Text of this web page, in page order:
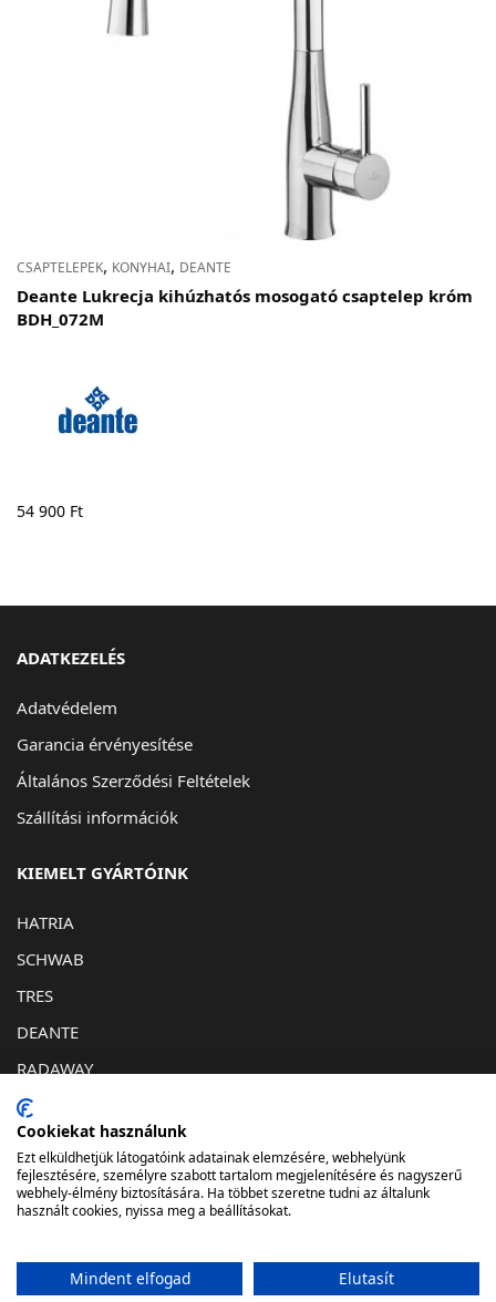
CSAPTELEPEK, KONYHAI, DEANTE
Deante Lukrecja kihúzhatós mosogató csaptelep króm
BDH_072M
54 900 Ft
ADATKEZELÉS
Adatvédelem
Garancia érvényesítése
Általános Szerződési Feltételek
Szállítási információk
KIEMELT GYÁRTÓINK
HATRIA
SCHWAB
TRES
DEANTE
RADAWAY
KAPCSOLAT
1032. Budapest, Bécsi út 193
info@lunafurdostudio.hu
Cookiekat használunk
Ezt elküldhetjük látogatóink adatainak elemzésére, webhelyünk
fejlesztésére, személyre szabott tartalom megjelenítésére és nagyszerű
webhely-élmény biztosítására. Ha többet szeretne tudni az általunk
használt cookies, nyissa meg a beállításokat.
Mindent elfogad Elutasít